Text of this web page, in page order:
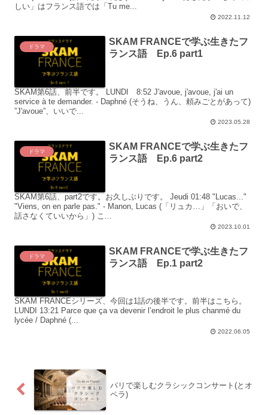
しい」はフランス語では「Tu me...
2022.11.12
ドラマ
SKAM FRANCEで学ぶ生きたフ
ランス語 Ep.6 part1
SKAM第6話、前半です。 LUNDI 8:52 J'avoue, j'avoue, j'ai un
service à te demander. - Daphné (そうね、うん、頼みごとがあって)
”J'avoue”、いいで...
2023.05.28
ドラマ
SKAM FRANCEで学ぶ生きたフ
ランス語 Ep.6 part2
SKAM第6話、part2です。お久しぶりです。 Jeudi 01:48 "Lucas..."
"Viens, on en parle pas." - Manon, Lucas (「リュカ…」「おいで、
話さなくていいから」) こ...
2023.10.01
ドラマ
SKAM FRANCEで学ぶ生きたフ
ランス語 Ep.1 part2
SKAM FRANCEシリーズ、今回は1話の後半です。前半はこちら。
LUNDI 13:21 Parce que ça va devenir l’endroit le plus chanmé du
lycée / Daphné (...
2022.06.05
パリで楽しむクラシックコンサート(とオ
ペラ)